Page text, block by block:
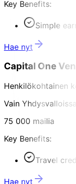
Key Benefits:
Simple
Hae nyt
Capital One
Henkilökohtainen
Vain Yhdysvalloissa
75 000 mailia
Key Benefits:
Travel
Hae nyt